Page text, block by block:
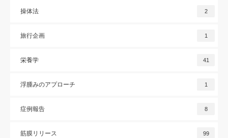
操体法 2
旅行企画 1
栄養学 41
浮腫みのアプローチ 1
症例報告 8
筋膜リリース 99